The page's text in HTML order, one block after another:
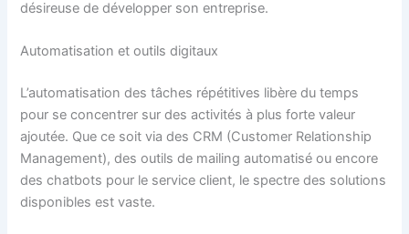
désireuse de développer son entreprise.
Automatisation et outils digitaux
L’automatisation des tâches répétitives libère du temps
pour se concentrer sur des activités à plus forte valeur
ajoutée. Que ce soit via des CRM (Customer Relationship
Management), des outils de mailing automatisé ou encore
des chatbots pour le service client, le spectre des solutions
disponibles est vaste.